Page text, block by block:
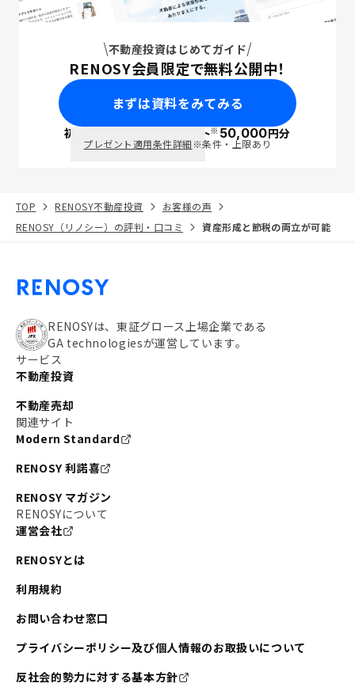
不動産投資はじめてガイド
RENOSY会員限定で無料公開中！
まずは資料をみてみる
初回面談で ポイント※50,000円分
プレゼント適用条件詳細※条件・上限あり
TOP RENOSY不動産投資
お客様の声
RENOSY（リノシー）の評判・口コミ
資産形成と節税の両立が可能
RENOSYは、東証グロース上場企業である
GA technologiesが運営しています。
サービス
不動産投資
不動産売却
関連サイト
Modern Standard
RENOSY 利諾喜
RENOSY マガジン
RENOSYについて
運営会社
RENOSYとは
利用規約
お問い合わせ窓口
プライバシーポリシー及び個人情報のお取扱いについて
反社会的勢力に対する基本方針